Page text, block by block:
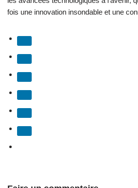
fois une innovation insondable et une